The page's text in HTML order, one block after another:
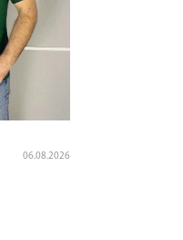
06.08.2026